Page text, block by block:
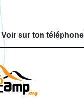
Voir sur ton téléphone